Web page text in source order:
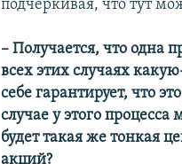
подчеркивая, что тут
– Получается, что одна
всех этих случаях
себе гарантирует, что
случае у этого
будет такая же тонкая
акций?